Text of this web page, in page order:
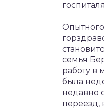
семья
работу в
была
недавно
переезд,